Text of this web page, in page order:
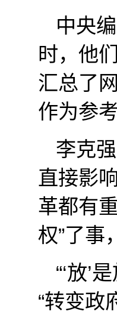
中央
时，他
汇总了
作为参
李克
直接影
革都有
权”了事
“‘放’
“转变政